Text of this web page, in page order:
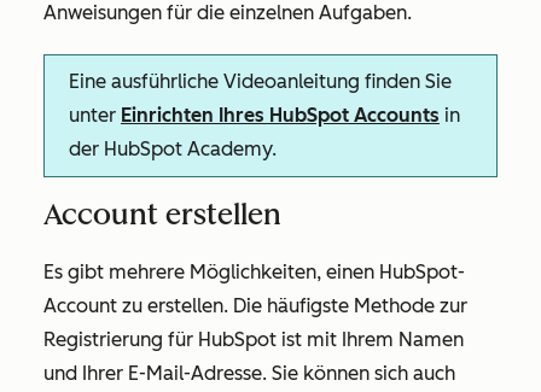
Anweisungen für die einzelnen Aufgaben.
Eine ausführliche Videoanleitung finden Sie
unter Einrichten Ihres HubSpot Accounts in
der HubSpot Academy.
Account erstellen
Es gibt mehrere Möglichkeiten, einen HubSpot-
Account zu erstellen. Die häufigste Methode zur
Registrierung für HubSpot ist mit Ihrem Namen
und Ihrer E-Mail-Adresse. Sie können sich auch